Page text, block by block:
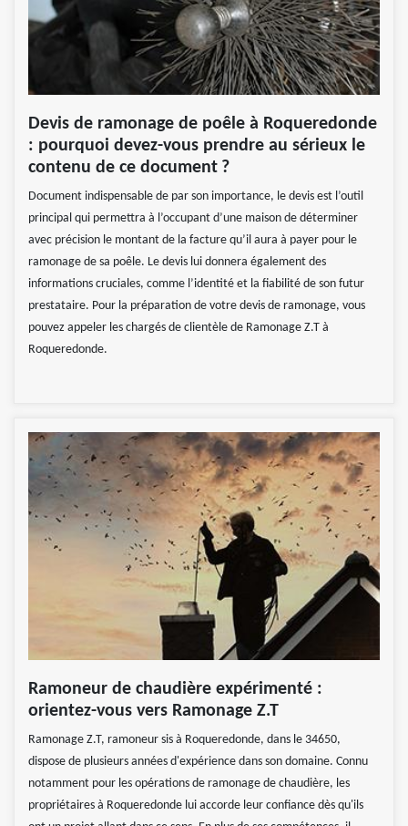
Devis de ramonage de poêle à Roqueredonde
: pourquoi devez-vous prendre au sérieux le
contenu de ce document ?
Document indispensable de par son importance, le devis est l’outil
principal qui permettra à l’occupant d’une maison de déterminer
avec précision le montant de la facture qu’il aura à payer pour le
ramonage de sa poêle. Le devis lui donnera également des
informations cruciales, comme l’identité et la fiabilité de son futur
prestataire. Pour la préparation de votre devis de ramonage, vous
pouvez appeler les chargés de clientèle de Ramonage Z.T à
Roqueredonde.
Ramoneur de chaudière expérimenté :
orientez-vous vers Ramonage Z.T
Ramonage Z.T, ramoneur sis à Roqueredonde, dans le 34650,
dispose de plusieurs années d'expérience dans son domaine. Connu
notamment pour les opérations de ramonage de chaudière, les
propriétaires à Roqueredonde lui accorde leur confiance dès qu'ils